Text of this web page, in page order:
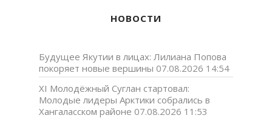
НОВОСТИ
Будущее Якутии в лицах: Лилиана Попова
покоряет новые вершины 07.08.2026 14:54
XI Молодёжный Суглан стартовал:
Молодые лидеры Арктики собрались в
Хангаласском районе 07.08.2026 11:53